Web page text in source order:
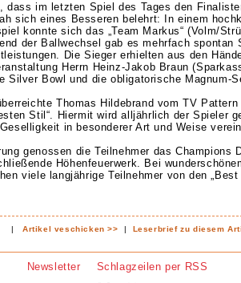
dass im letzten Spiel des Tages den
sich eines Besseren belehrt: In einem
konnte sich das „Team Markus“ (Volm/
der Ballwechsel gab es mehrfach spontan
Die Sieger erhielten aus den
Herrn Heinz-Jakob Braun
Silver Bowl und die obligatorische Magnum-
Thomas Hildebrand vom TV
Stil“. Hiermit wird alljährlich der Spieler
in besonderer Art und Weise
genossen die Teilnehmer das Champions
Höhenfeuerwerk. Bei
viele langjährige Teilnehmer von den
|Artikel veschicken >> | Leserbrief zu diesem
Newsletter Schlagzeilen per RSS